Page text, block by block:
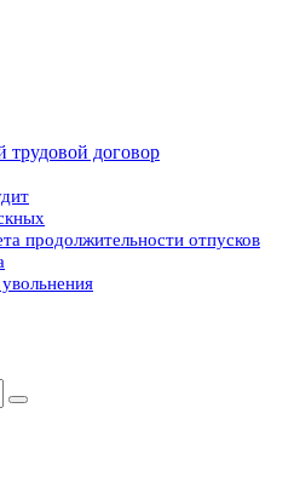
трудовой договор
продолжительности отпусков